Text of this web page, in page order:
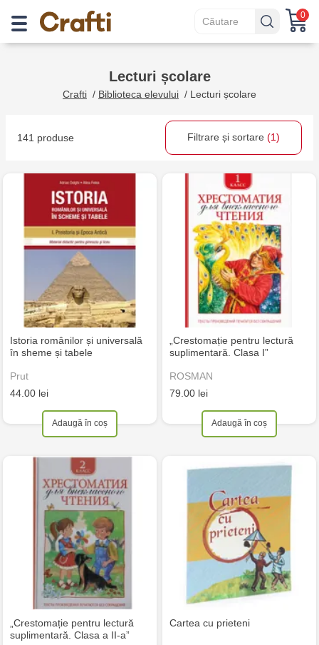
0
Lecturi școlare
Crafti / Biblioteca elevului / Lecturi școlare
141 produse Filtrare și sortare (1)
Istoria românilor și universală
în sheme și tabele
Prut
44.00 lei
Adaugă în coș
„Crestomație pentru lectură
suplimentară. Clasa I”
ROSMAN
79.00 lei
Adaugă în coș
„Crestomație pentru lectură
suplimentară. Clasa a II-a”
Cartea cu prieteni